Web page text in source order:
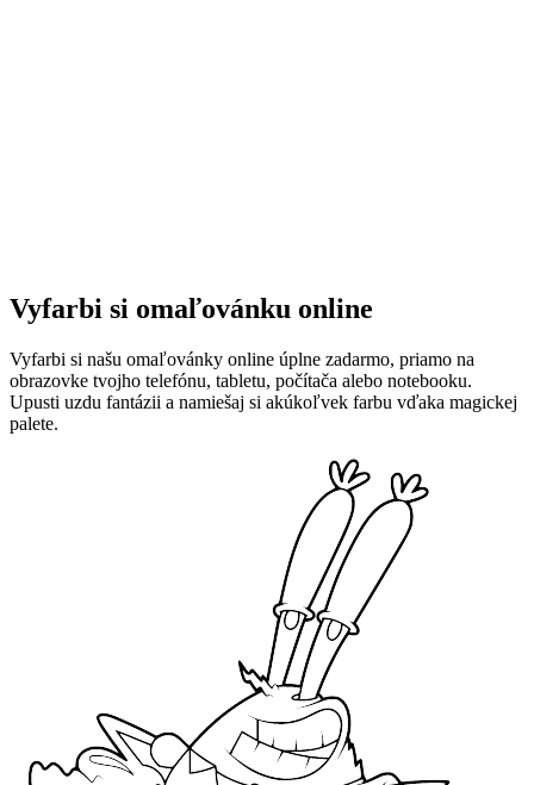
Vyfarbi si omaľovánku online
Vyfarbi si našu omaľovánky online úplne zadarmo, priamo na
obrazovke tvojho telefónu, tabletu, počítača alebo notebooku.
Upusti uzdu fantázii a namiešaj si akúkoľvek farbu vďaka magickej
palete.